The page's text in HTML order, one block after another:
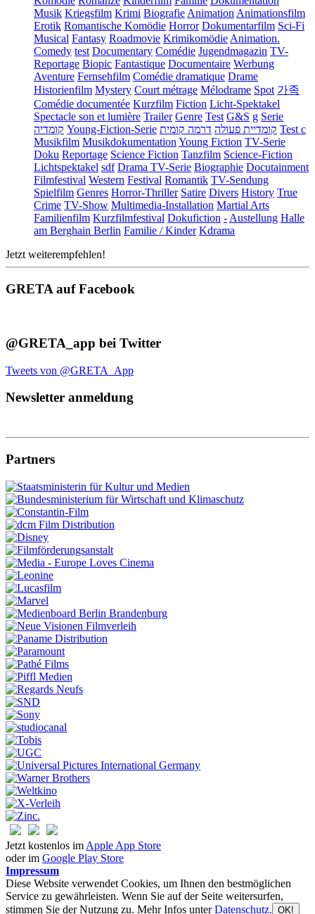
Musik Kriegsfilm Krimi Biografie Animation Animationsfilm
Erotik Romantische Komödie Horror Dokumentarfilm Sci-Fi
Musical Fantasy Roadmovie Krimikomödie Animation.
Comedy test Documentary Comédie Jugendmagazin TV-
Reportage Biopic Fantastique Documentaire Werbung
Aventure Fernsehfilm Comédie dramatique Drame
Historienfilm Mystery Court métrage Mélodrame Spot 가족
Comédie documentée Kurzfilm Fiction Licht-Spektakel
Spectacle son et lumière Trailer Genre Test G&S g Serie
קומדיה Young-Fiction-Serie קומדיית פעולה דרמה קומית
Test c
Musikfilm Musikdokumentation Young Fiction TV-Serie
Doku Reportage Science Fiction Tanzfilm Science-Fiction
Lichtspektakel sdf Drama TV-Serie Biographie Docutainment
Filmfestival Western Festival Romantik TV-Sendung
Spielfilm Genres Horror-Thriller Satire Divers History True
Crime TV-Show Multimedia-Installation Martial Arts
Familienfilm Kurzfilmfestival Dokufiction - Austellung Halle
am Berghain Berlin Familie / Kinder Kdrama
Jetzt weiterempfehlen!
GRETA auf Facebook
@GRETA_app bei Twitter
Tweets von @GRETA_App
Newsletter anmeldung
Partners
Jetzt kostenlos im Apple App Store
oder im Google Play Store
Impressum
Diese Website verwendet Cookies, um Ihnen den bestmöglichen
Service zu gewährleisten. Wenn Sie auf der Seite weitersurfen,
stimmen Sie der Nutzung zu. Mehr Infos unterDatenschutz. OK!